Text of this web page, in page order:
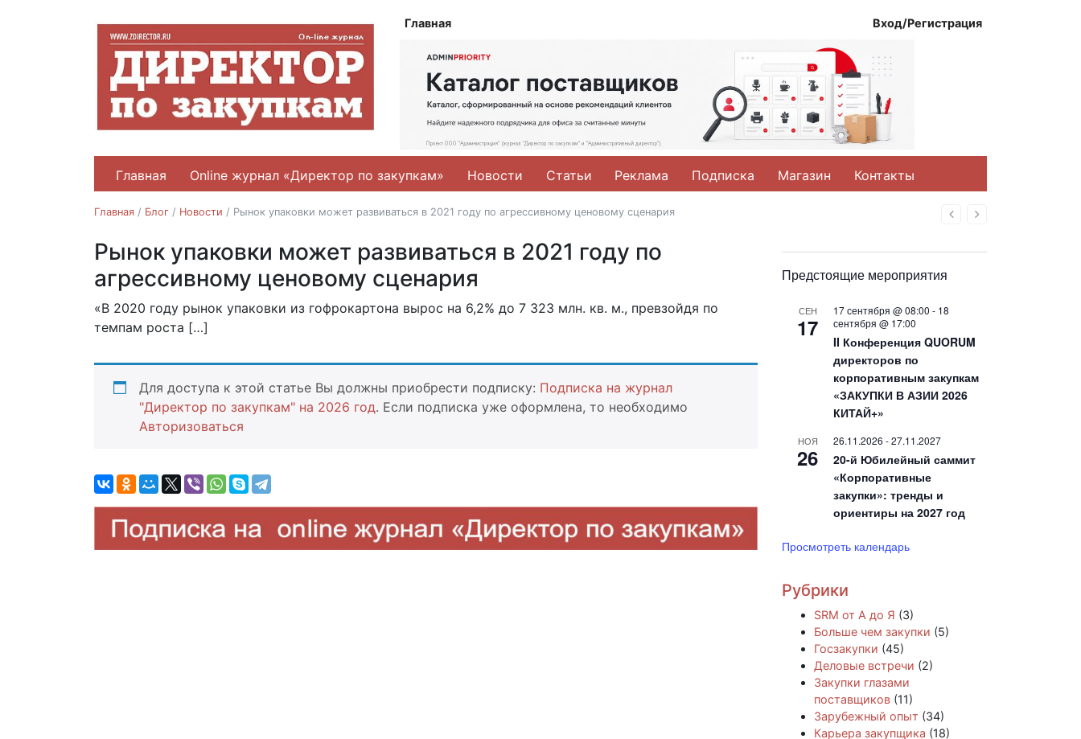
Главная Вход/Регистрация
Главная Online журнал «Директор по закупкам» Новости Статьи Реклама Подписка Магазин Контакты
НазадВперед
Главная / Блог / Новости / Рынок упаковки может развиваться в 2021 году по агрессивному ценовому сценария
Категорийные закупки
Рынок упаковки может развиваться в 2021 году по
агрессивному ценовому сценария
18.02.2021
«В 2020 году рынок упаковки из гофрокартона вырос на 6,2% до 7 323 млн. кв. м., превзойдя по
темпам роста […]
Для доступа к этой статье Вы должны приобрести подписку: Подписка на журнал
"Директор по закупкам" на 2026 год. Если подписка уже оформлена, то необходимо
Авторизоваться
Предстоящие мероприятия
СЕН
17
17 сентября @ 08:00 - 18
сентября @ 17:00
II Конференция QUORUM
директоров по
корпоративным закупкам
«ЗАКУПКИ В АЗИИ 2026
КИТАЙ+»
НОЯ
26
26.11.2026 -27.11.2027
20-й Юбилейный саммит
«Корпоративные
закупки»: тренды и
ориентиры на 2027 год
Просмотреть календарь
Рубрики
SRM от А до Я (3)
Больше чем закупки (5)
Госзакупки (45)
Деловые встречи (2)
Закупки глазами
поставщиков (11)
Зарубежный опыт (34)
Карьера закупщика (18)